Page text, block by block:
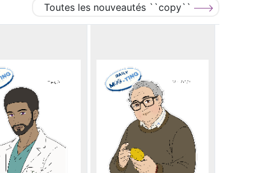
Toutes les nouveautés ``copy``